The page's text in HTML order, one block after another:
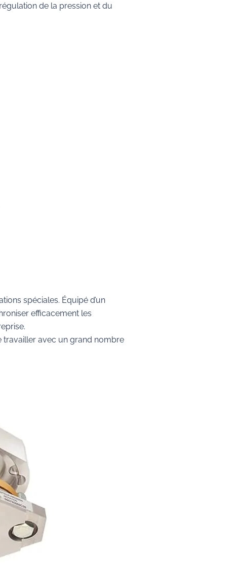
de la pression et du
spéciales. Équipé d’un
efficacement les
travailler avec un grand nombre